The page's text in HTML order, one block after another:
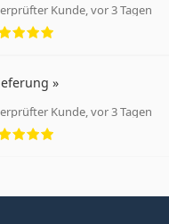
Kunde, vor 3 Tagen
Bewertung 5 aus 5
Kunde, vor 3 Tagen
Bewertung 5 aus 5